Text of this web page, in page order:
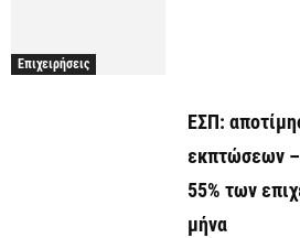
Επιχειρήσεις
ΕΣΠ:
εκπτώσεων –
55% των
μήνα